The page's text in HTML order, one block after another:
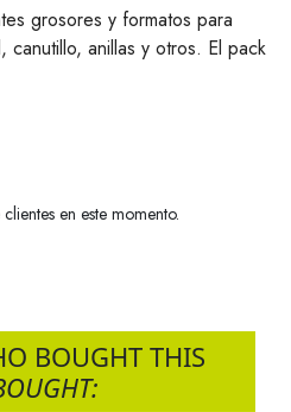
grosores y formatos para
anillas y otros. El pack
en este momento.
BOUGHT THIS